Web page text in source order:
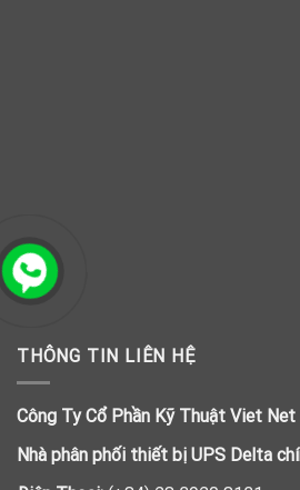
THÔNG TIN LIÊN HỆ
Công Ty Cổ Phần Kỹ Thuật Viet Net
Nhà phân phối thiết bị UPS Delta